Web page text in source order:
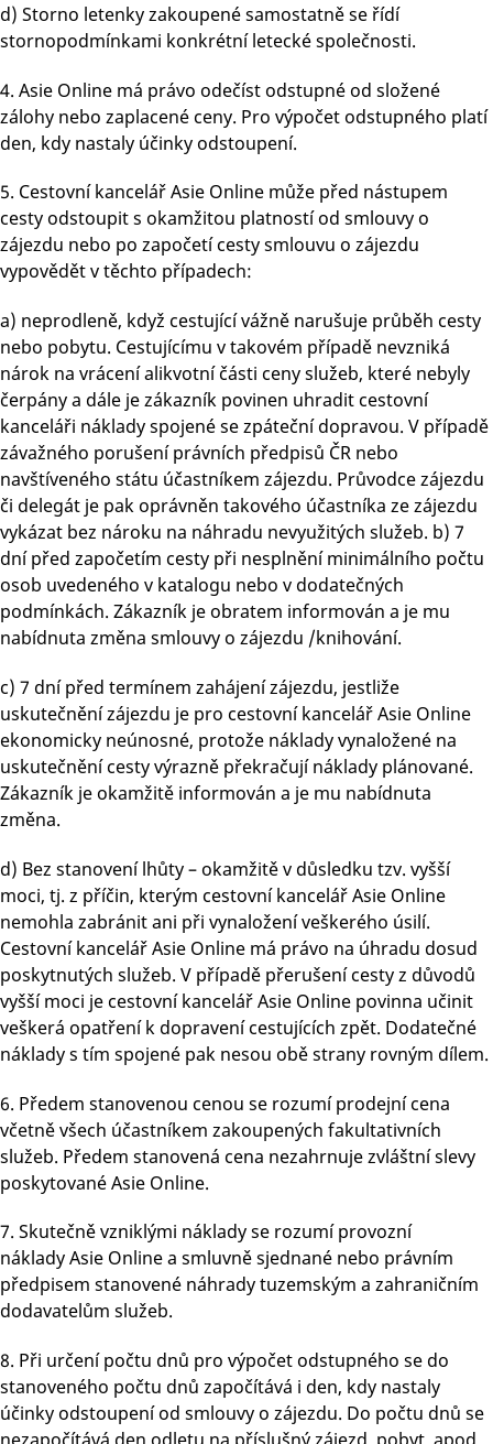
d) Storno letenky zakoupené samostatně se řídí
stornopodmínkami konkrétní letecké společnosti.
4. Asie Online má právo odečíst odstupné od složené
zálohy nebo zaplacené ceny. Pro výpočet odstupného platí
den, kdy nastaly účinky odstoupení.
5. Cestovní kancelář Asie Online může před nástupem
cesty odstoupit s okamžitou platností od smlouvy o
zájezdu nebo po započetí cesty smlouvu o zájezdu
vypovědět v těchto případech:
a) neprodleně, když cestující vážně narušuje průběh cesty
nebo pobytu. Cestujícímu v takovém případě nevzniká
nárok na vrácení alikvotní části ceny služeb, které nebyly
čerpány a dále je zákazník povinen uhradit cestovní
kanceláři náklady spojené se zpáteční dopravou. V případě
závažného porušení právních předpisů ČR nebo
navštíveného státu účastníkem zájezdu. Průvodce zájezdu
či delegát je pak oprávněn takového účastníka ze zájezdu
vykázat bez nároku na náhradu nevyužitých služeb. b) 7
dní před započetím cesty při nesplnění minimálního počtu
osob uvedeného v katalogu nebo v dodatečných
podmínkách. Zákazník je obratem informován a je mu
nabídnuta změna smlouvy o zájezdu /knihování.
c) 7 dní před termínem zahájení zájezdu, jestliže
uskutečnění zájezdu je pro cestovní kancelář Asie Online
ekonomicky neúnosné, protože náklady vynaložené na
uskutečnění cesty výrazně překračují náklady plánované.
Zákazník je okamžitě informován a je mu nabídnuta
změna.
d) Bez stanovení lhůty – okamžitě v důsledku tzv. vyšší
moci, tj. z příčin, kterým cestovní kancelář Asie Online
nemohla zabránit ani při vynaložení veškerého úsilí.
Cestovní kancelář Asie Online má právo na úhradu dosud
poskytnutých služeb. V případě přerušení cesty z důvodů
vyšší moci je cestovní kancelář Asie Online povinna učinit
veškerá opatření k dopravení cestujících zpět. Dodatečné
náklady s tím spojené pak nesou obě strany rovným dílem.
6. Předem stanovenou cenou se rozumí prodejní cena
včetně všech účastníkem zakoupených fakultativních
služeb. Předem stanovená cena nezahrnuje zvláštní slevy
poskytované Asie Online.
7. Skutečně vzniklými náklady se rozumí provozní
náklady Asie Online a smluvně sjednané nebo právním
předpisem stanovené náhrady tuzemským a zahraničním
dodavatelům služeb.
8. Při určení počtu dnů pro výpočet odstupného se do
stanoveného počtu dnů započítává i den, kdy nastaly
účinky odstoupení od smlouvy o zájezdu. Do počtu dnů se